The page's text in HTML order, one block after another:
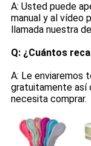
A: Usted puede
manual y al vídeo
llamada nuestra
Q: ¿Cuántos
A: Le enviaremos
gratuitamente así
necesita comprar.